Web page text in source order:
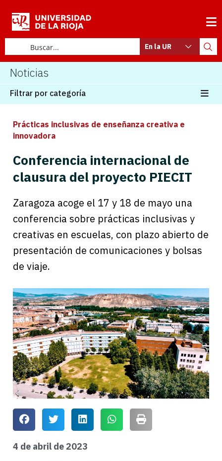
En la UR
Noticias
Filtrar por categoría
Prácticas inclusivas de enseñanza creativa e
innovadora
Conferencia internacional de
clausura del proyecto PIECIT
Zaragoza acoge el 17 y 18 de mayo una
conferencia sobre prácticas inclusivas y
creativas en escuelas, con plazo abierto de
presentación de comunicaciones y bolsas
de viaje.
4 de abril de 2023